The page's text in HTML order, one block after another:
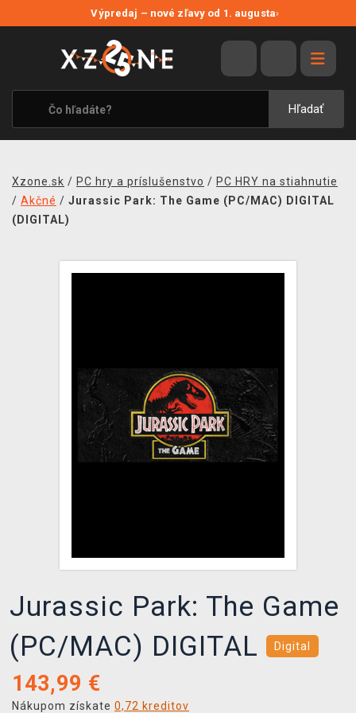
Výpredaj – nové zľavy od 1. augusta›
Hľadať
VÝPREDAJ
VIDEOHRY
XZONE ORIGINALS
TEMATIKY
MERCHANDISE
XZONE KLUB
Xzone.sk / PC hry a príslušenstvo / PC HRY na stiahnutie
/ Akčné / Jurassic Park: The Game (PC/MAC) DIGITAL
(DIGITAL)
Jurassic Park: The Game
(PC/MAC) DIGITAL
Digital
143,99 €
Nákupom získate 0,72 kreditov